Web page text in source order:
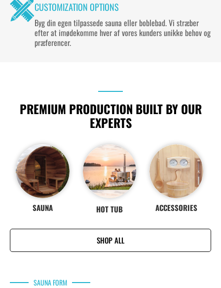
CUSTOMIZATION OPTIONS
Byg din egen tilpassede sauna eller boblebad. Vi stræber
efter at imødekomme hveraf vores kunders unikke behov og
præferencer.
PREMIUM PRODUCTION BUILT BY OUR
EXPERTS
SAUNA HOT TUB ACCESSORIES
SHOP ALL
SAUNA FORM